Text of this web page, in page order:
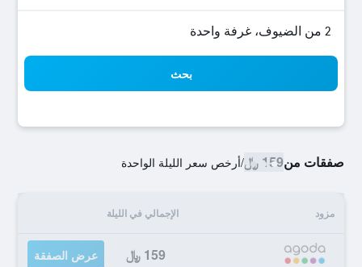
2 من الضيوف، غرفة واحدة
بحث
صفقات من159 ﷼ /أرخص سعر الليلة الواحدة
مزود الإجمالي في الليلة
159 ﷼ عرض الصفقة